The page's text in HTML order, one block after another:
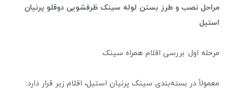
مراحل نصب و طرز بستن لوله سینک ظرفشویی دوقلو پرنیان
استیل
مرحله اول: بررسی اقلام همراه سینک
معمولاً در بسته‌بندی سینک پرنیان استیل، اقلام زیر قرار دارد: